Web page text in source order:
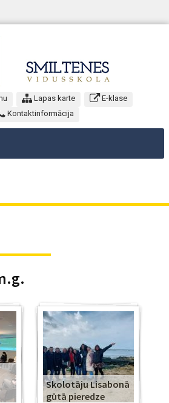
Lapas karte
E-klase
Kontaktinformācija
Skolotāju Lisabonā
gūtā pieredze